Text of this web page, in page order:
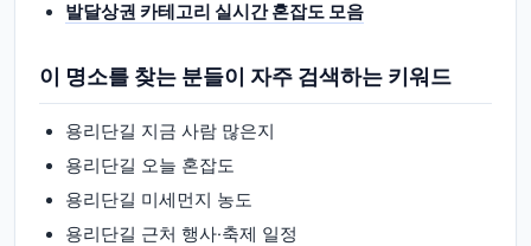
발달상권 카테고리 실시간 혼잡도 모음
이 명소를 찾는 분들이 자주 검색하는 키워드
용리단길 지금 사람 많은지
용리단길 오늘 혼잡도
용리단길 미세먼지 농도
용리단길 근처 행사·축제 일정